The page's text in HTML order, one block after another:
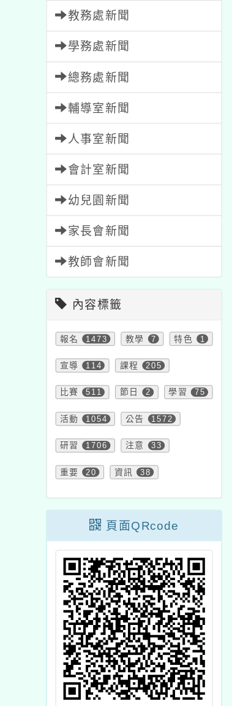
教務處新聞
學務處新聞
總務處新聞
輔導室新聞
人事室新聞
會計室新聞
幼兒園新聞
家長會新聞
教師會新聞
內容標籤
報名 1473 教學 7 特色 1
宣導 114 課程 205
比賽 511 節日 2 學習 75
活動 1054 公告 1572
研習 1706 注意 33
重要 20 資訊 38
頁面QRcode
115年度閱讀
分享暨閱讀推
臺灣師範大學心測中心
PASSION扎根教學團
隊辦理「國中小教師增